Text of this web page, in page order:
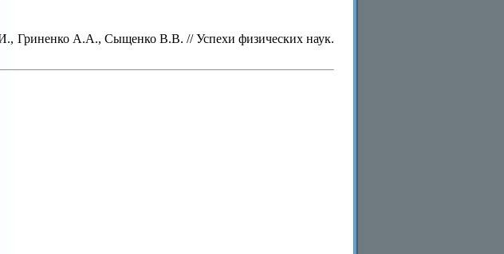
Гриненко А.А., Сыщенко В.В. // Успехи физических наук.